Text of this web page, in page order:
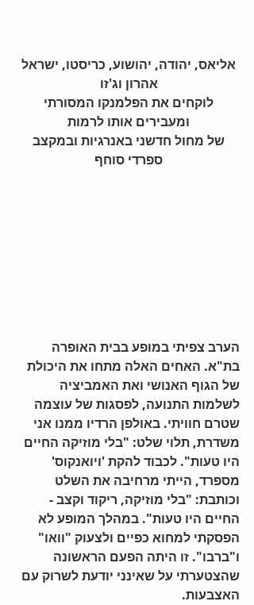
אליאס, יהודה, יהושוע, כריסטו, ישראל
אהרון וג'זו
לוקחים את הפלמנקו המסורתי
ומעבירים אותו לרמות
של מחול חדשני באנרגיות ובמקצב
ספרדי סוחף
הערב צפיתי במופע בבית האופרה
בת"א. האחים האלה מתחו את היכולת
של הגוף האנושי ואת האמביציה
לשלמות התנועה, לפסגות של עוצמה
שטרם חוויתי. באולפן הרדיו ממנו אני
משדרת, תלוי שלט: "בלי מוזיקה החיים
היו טעות". לכבוד להקת 'ויואנקוס'
מספרד, הייתי מרחיבה את השלט
וכותבת: "בלי מוזיקה, ריקוד וקצב -
החיים היו טעות". במהלך המופע לא
הפסקתי למחוא כפיים ולצעוק "וואו"
ו"ברבו". זו היתה הפעם הראשונה
שהצטערתי על שאינני יודעת לשרוק עם
האצבעות.